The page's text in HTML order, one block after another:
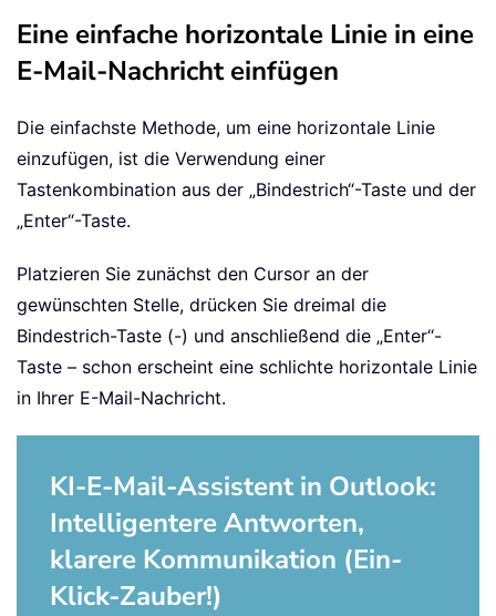
Eine einfache horizontale Linie in eine
E-Mail-Nachricht einfügen
Die einfachste Methode, um eine horizontale Linie
einzufügen, ist die Verwendung einer
Tastenkombination aus der „Bindestrich“-Taste und der
„Enter“-Taste.
Platzieren Sie zunächst den Cursor an der
gewünschten Stelle, drücken Sie dreimal die
Bindestrich-Taste (-) und anschließend die „Enter“-
Taste – schon erscheint eine schlichte horizontale Linie
in Ihrer E-Mail-Nachricht.
KI-E-Mail-Assistent in Outlook:
Intelligentere Antworten,
klarere Kommunikation (Ein-
Klick-Zauber!)